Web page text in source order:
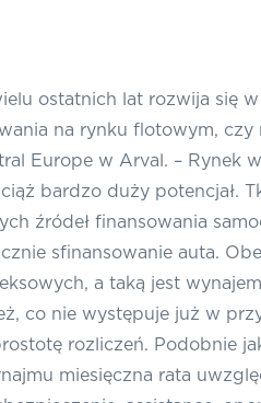
ostatnich lat rozwija się
na rynku flotowym, czy
Europe w Arval. – Rynek
bardzo duży potencjał.
źródeł finansowania
sfinansowanie auta.
a taką jest
co nie występuje już w
rozliczeń. Podobnie
miesięczna rata